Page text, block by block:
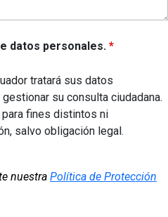
datos personales. *
tratará sus datos
su consulta ciudadana.
fines distintos ni
salvo obligación legal.
nuestra Política de Protección